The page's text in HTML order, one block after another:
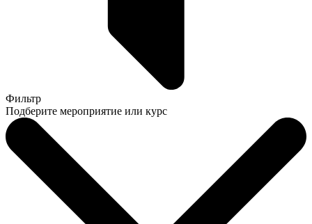
Фильтр
Подберите мероприятие или курс